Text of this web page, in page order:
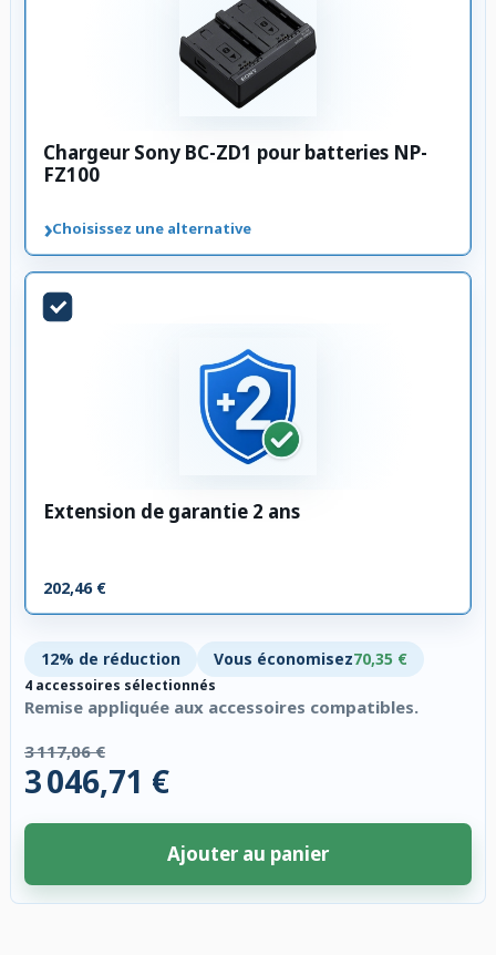
Chargeur Sony BC-ZD1 pour batteries NP-
FZ100
›Choisissez une alternative
Extension de garantie 2 ans
202,46 €
12% de réduction Vous économisez70,35 €
4 accessoires sélectionnés
Remise appliquée aux accessoires compatibles.
3 117,06 €
3 046,71 €
Ajouter au panier